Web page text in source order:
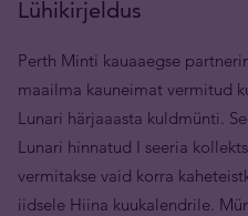
Lühikirjeldus
Perth Minti kauaaegse
maailma kauneimat vermitud
Lunari härjaaasta kuldmünti.
Lunari hinnatud I seeria
vermitakse vaid korra
iidsele Hiina kuukalendrile.